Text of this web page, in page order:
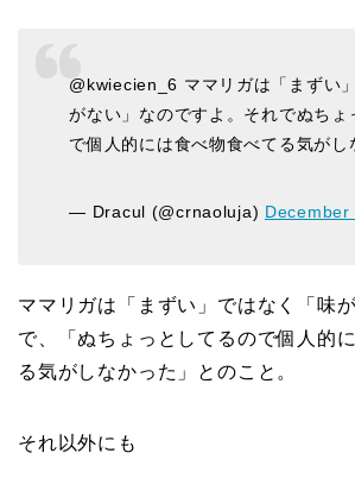
@kwiecien_6 ママリガは「まずい
がない」なのですよ。それでぬちょ
で個人的には食べ物食べてる気がし
— Dracul (@crnaoluja)
ママリガは「まずい」ではなく「味
で、「ぬちょっとしてるので個人的
る気がしなかった」とのこと。
それ以外にも